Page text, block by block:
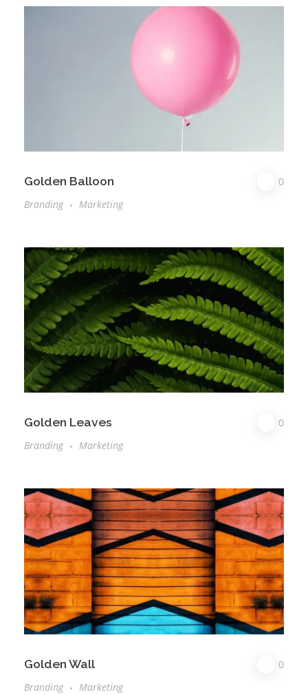
Golden Balloon
0
Branding
Marketing
Golden Leaves
0
Branding
Marketing
Golden Wall
0
Branding
Marketing